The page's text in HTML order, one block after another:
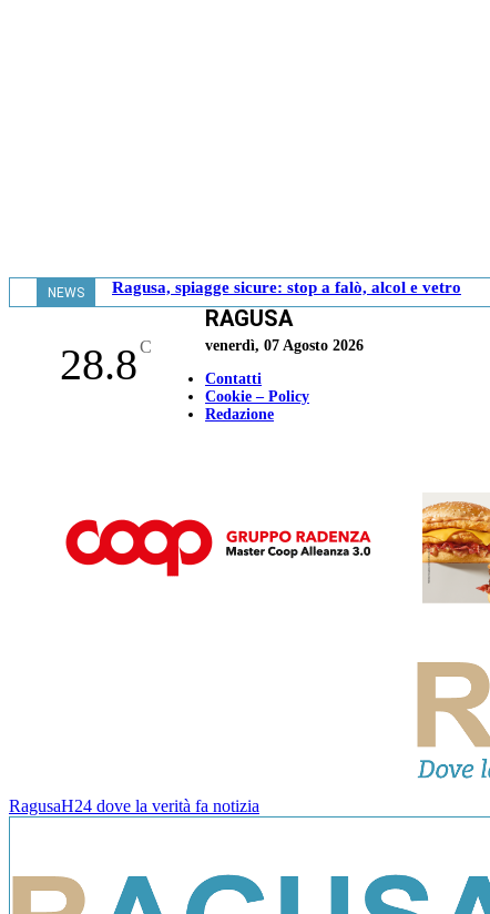
NEWS Ragusa, spiagge sicure: stop a falò, alcol e vetro
28.8C
RAGUSA
venerdì, 07 Agosto 2026
Contatti
Cookie – Policy
Redazione
RagusaH24 dove la verità fa notizia